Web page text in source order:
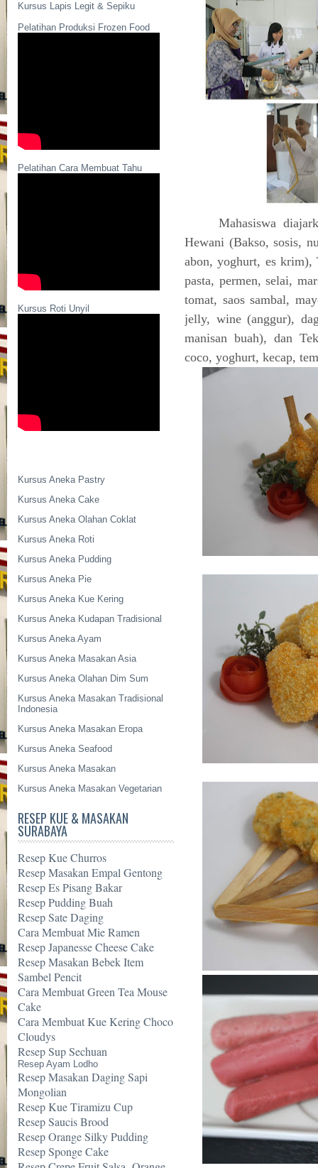
Kursus Lapis Legit & Sepiku
Pelatihan Produksi Frozen Food
Pelatihan Cara Membuat Tahu
Kursus Roti Unyil
Kursus Aneka Pastry
Kursus Aneka Cake
Kursus Aneka Olahan Coklat
Kursus Aneka Roti
Kursus Aneka Pudding
Kursus Aneka Pie
Kursus Aneka Kue Kering
Kursus Aneka Kudapan Tradisional
Kursus Aneka Ayam
Kursus Aneka Masakan Asia
Kursus Aneka Olahan Dim Sum
Kursus Aneka Masakan Tradisional
Indonesia
Kursus Aneka Masakan Eropa
Kursus Aneka Seafood
Kursus Aneka Masakan
Kursus Aneka Masakan Vegetarian
RESEP KUE & MASAKAN
SURABAYA
Resep Kue Churros
Resep Masakan Empal Gentong
Resep Es Pisang Bakar
Resep Pudding Buah
Resep Sate Daging
Cara Membuat Mie Ramen
Resep Japanesse Cheese Cake
Resep Masakan Bebek Item
Sambel Pencit
Cara Membuat Green Tea Mouse
Cake
Cara Membuat Kue Kering Choco
Cloudys
Resep Sup Sechuan
Resep Ayam Lodho
Resep Masakan Daging Sapi
Mongolian
Resep Kue Tiramizu Cup
Resep Saucis Brood
Resep Orange Silky Pudding
Resep Sponge Cake
Mahasiswa
Hewani (Bakso, sosis,
abon, yoghurt, es krim),
pasta, permen, selai,
tomat, saos sambal,
jelly, wine (anggur),
manisan buah), dan
coco, yoghurt, kecap,